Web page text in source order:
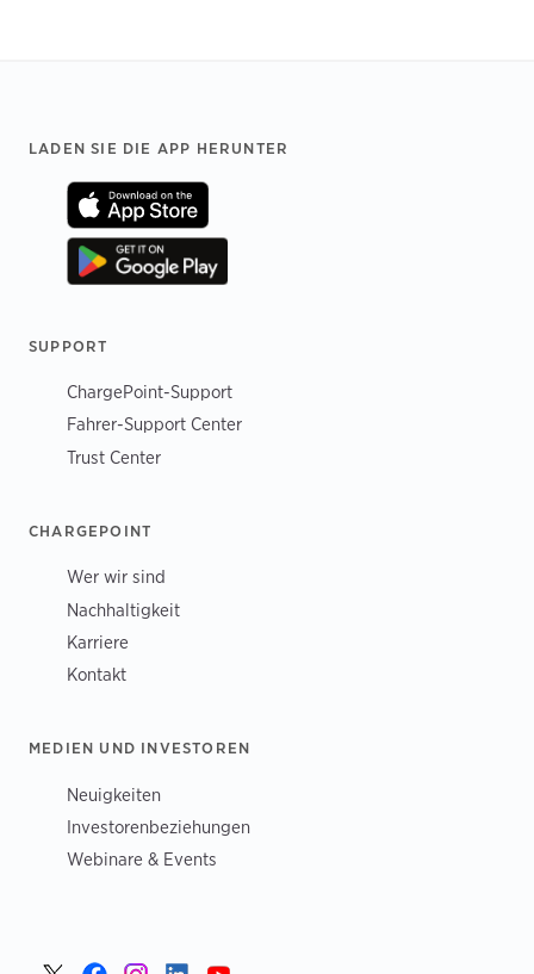
Footer
LADEN SIE DIE APP HERUNTER
SUPPORT
ChargePoint-Support
Fahrer-Support Center
Trust Center
CHARGEPOINT
Wer wir sind
Nachhaltigkeit
Karriere
Kontakt
MEDIEN UND INVESTOREN
Neuigkeiten
Investorenbeziehungen
Webinare & Events